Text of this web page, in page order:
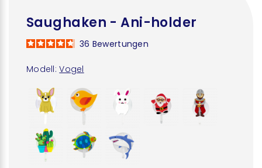
Saughaken - Ani-holder
Modell: Vogel
36 Bewertungen